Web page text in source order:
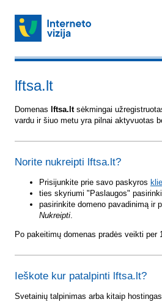
lftsa.lt
Domenas lftsa.ltsėkmingai
vardu ir šiuo metu yra pilnai aktyvuotas
Norite nukreipti lftsa.lt?
Prisijunkite prie savo paskyros
ties skyriumi "Paslaugos"
pasirinkite domeno pavadinimą ir
Nukreipti.
Po pakeitimų domenas pradės veikti per
Ieškote kur patalpinti lftsa.lt?
Svetainių talpinimas arba kitaip